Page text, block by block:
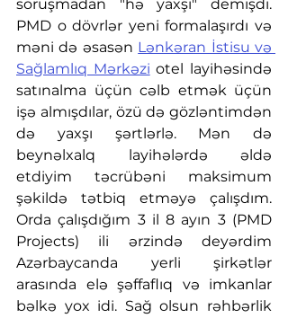
soruşmadan "hə yaxşı" demişdi.
PMD o dövrlər yeni formalaşırdı və
məni də əsasən Lənkəran İstisu və
Sağlamlıq Mərkəzi otel layihəsində
satınalma üçün cəlb etmək üçün
işə almışdılar, özü də gözləntimdən
də yaxşı şərtlərlə. Mən də
beynəlxalq layihələrdə əldə
etdiyim təcrübəni maksimum
şəkildə tətbiq etməyə çalışdım.
Orda çalışdığım 3 il 8 ayın 3 (PMD
Projects) ili ərzində deyərdim
Azərbaycanda yerli şirkətlər
arasında elə şəffaflıq və imkanlar
bəlkə yox idi. Sağ olsun rəhbərlik